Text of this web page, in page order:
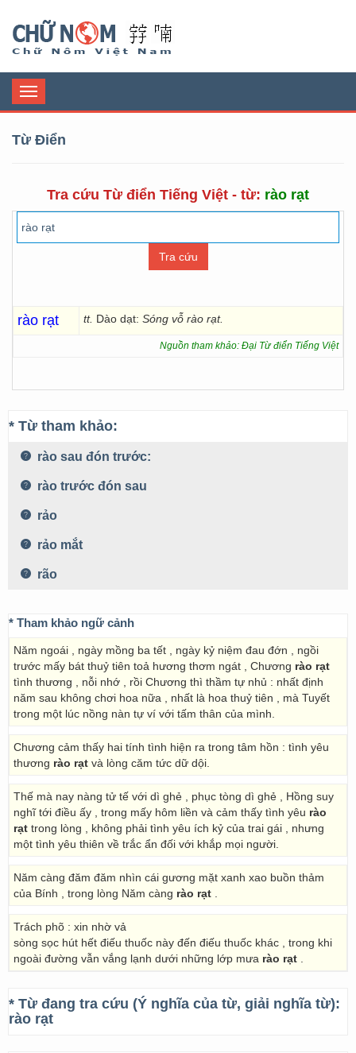
Toggle
navigation
Từ Điển
Tra cứu Từ điển Tiếng Việt - từ: rào rạt
rào rạt tt. Dào dạt: Sóng vỗ rào rạt.
Nguồn tham khảo: Đại Từ điển Tiếng Việt
* Từ tham khảo:
rào sau đón trước:
rào trước đón sau
rảo
rảo mắt
rão
* Tham khảo ngữ cảnh
Năm ngoái , ngày mồng ba tết , ngày kỷ niệm đau đớn , ngồi
trước mấy bát thuỷ tiên toả hương thơm ngát , Chương rào rạt
tình thương , nỗi nhớ , rồi Chương thì thầm tự nhủ : nhất định
năm sau không chơi hoa nữa , nhất là hoa thuỷ tiên , mà Tuyết
trong một lúc nồng nàn tự ví với tấm thân của mình.
Chương cảm thấy hai tính tình hiện ra trong tâm hồn : tình yêu
thương rào rạt và lòng căm tức dữ dội.
Thế mà nay nàng tử tế với dì ghẻ , phục tòng dì ghẻ , Hồng suy
nghĩ tới điều ấy , trong mấy hôm liền và cảm thấy tình yêu rào
rạt trong lòng , không phải tình yêu ích kỷ của trai gái , nhưng
một tình yêu thiên về trắc ẩn đối với khắp mọi người.
Năm càng đăm đăm nhìn cái gương mặt xanh xao buồn thảm
của Bính , trong lòng Năm càng rào rạt
Trách phõ : xin nhờ vả
sòng sọc hút hết điếu thuốc này đến điếu thuốc khác , trong khi
ngoài đường vẫn vắng lạnh dưới những lớp mưa rào rạt
* Từ đang tra cứu (Ý nghĩa của từ, giải nghĩa từ):
rào rạt